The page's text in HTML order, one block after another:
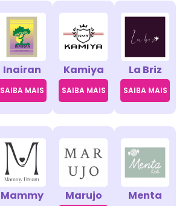
Inairan
SAIBA MAIS
Kamiya
SAIBA MAIS
La Briz
SAIBA MAIS
Mammy
Marujo
Menta